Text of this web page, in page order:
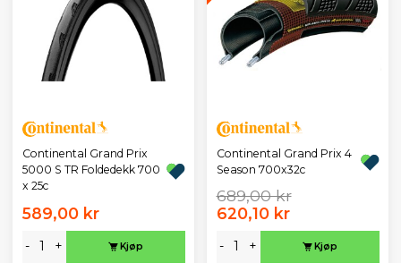
Continental Grand Prix
5000 S TR Foldedekk 700
x 25c
589,00 kr
- + Kjøp
Continental Grand Prix 4
Season 700x32c
689,00 kr
620,10 kr
- + Kjøp